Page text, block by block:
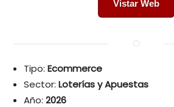
Vistar Web
Tipo:Ecommerce
Sector:Loterías y Apuestas
Año:2026